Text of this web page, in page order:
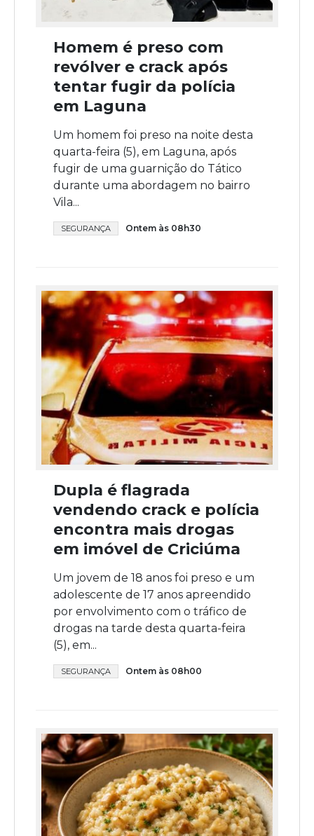
Homem é preso com
revólver e crack após
tentar fugir da polícia
em Laguna
Um homem foi preso na noite desta
quarta-feira (5), em Laguna, após
fugir de uma guarnição do Tático
durante uma abordagem no bairro
Vila...
SEGURANÇA Ontem às 08h30
Dupla é flagrada
vendendo crack e polícia
encontra mais drogas
em imóvel de Criciúma
Um jovem de 18 anos foi preso e um
adolescente de 17 anos apreendido
por envolvimento com o tráfico de
drogas na tarde desta quarta-feira
(5), em...
SEGURANÇA Ontem às 08h00